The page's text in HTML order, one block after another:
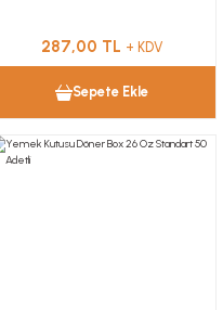
287,00 TL + KDV
Sepete Ekle